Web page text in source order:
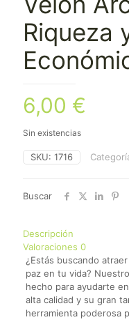
Riqueza
6,00 €
Sin existencias
SKU: 1716
Buscar
Descripción
Valoraciones 0
¿Estás buscando
paz en tu vida?
hecho para ayudarte
alta calidad y su gran
herramienta poderosa